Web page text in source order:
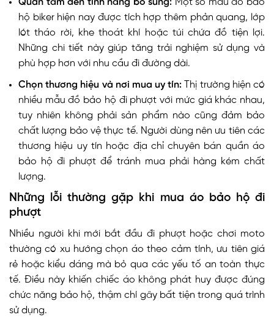
Quan tâm đến tính năng bổ sung: Một số mẫu áo bảo
hộ biker hiện nay được tích hợp thêm phản quang, lớp
lót tháo rời, khe thoát khí hoặc túi chứa đồ tiện lợi.
Những chi tiết này giúp tăng trải nghiệm sử dụng và
phù hợp hơn với nhu cầu đi đường dài.
Chọn thương hiệu và nơi mua uy tín:
Thị trường hiện có
nhiều mẫu đồ bảo hộ đi phượt với mức giá khác nhau,
tuy nhiên không phải sản phẩm nào cũng đảm bảo
chất lượng bảo vệ thực tế. Người dùng nên ưu tiên các
thương hiệu uy tín hoặc địa chỉ chuyên bán quần áo
bảo hộ đi phượt để tránh mua phải hàng kém chất
lượng.
Những lỗi thường gặp khi mua áo bảo hộ đi
phượt
Nhiều người khi mới bắt đầu đi phượt hoặc chơi moto
thường có xu hướng chọn áo theo cảm tính, ưu tiên giá
rẻ hoặc kiểu dáng mà bỏ qua các yếu tố an toàn thực
tế. Điều này khiến chiếc áo không phát huy được đúng
chức năng bảo hộ, thậm chí gây bất tiện trong quá trình
sử dụng.